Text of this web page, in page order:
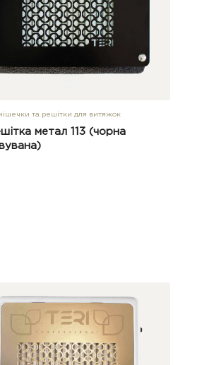
та решітки для витяжок
метал 113 (чорна